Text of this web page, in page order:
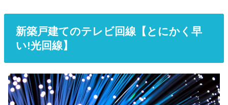
新築戸建てのテレビ回線【とにかく早
い!光回線】